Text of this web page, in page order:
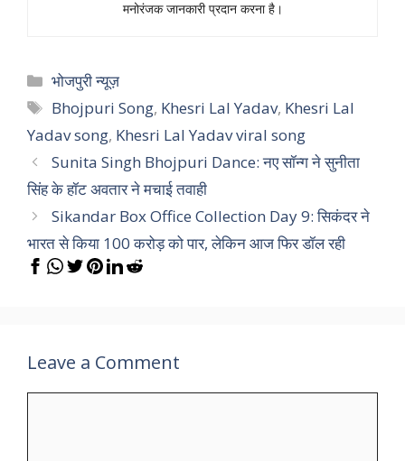
मनोरंजक जानकारी प्रदान करना है।
Categories
भोजपुरी न्यूज़
Tags
Bhojpuri Song, Khesri Lal Yadav, Khesri Lal
Yadav song, Khesri Lal Yadav viral song
Sunita Singh Bhojpuri Dance: नए सॉन्ग ने सुनीता
सिंह के हॉट अवतार ने मचाई तवाही
Sikandar Box Office Collection Day 9: सिकंदर ने
भारत से किया 100 करोड़ को पार, लेकिन आज फिर डॉल रही
Leave a Comment